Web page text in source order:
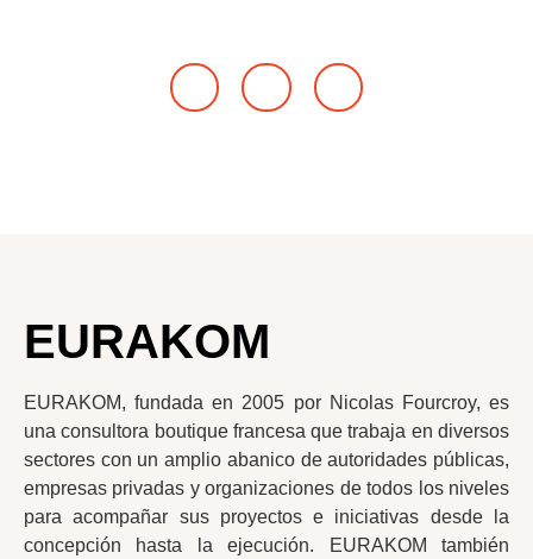
EURAKOM
EURAKOM, fundada en 2005 por Nicolas Fourcroy, es
una consultora boutique francesa que trabaja en diversos
sectores con un amplio abanico de autoridades públicas,
empresas privadas y organizaciones de todos los niveles
para acompañar sus proyectos e iniciativas desde la
concepción hasta la ejecución. EURAKOM también